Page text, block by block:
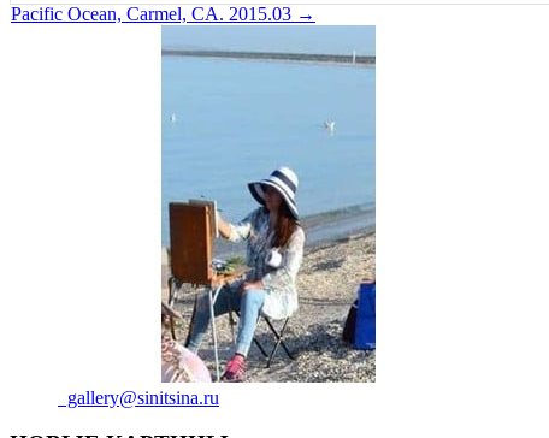
Навигация
Pacific Ocean, Carmel, CA. 2015.03 →
gallery@sinitsina.ru